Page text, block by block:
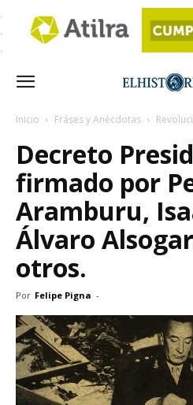
Inicio Fráses y Anécdotas
Decreto
firmado por
Aramburu,
Álvaro
otros.
Por Felipe Pigna -